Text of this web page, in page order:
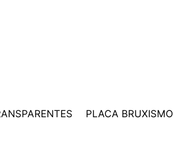
PLACA BRUXISMO